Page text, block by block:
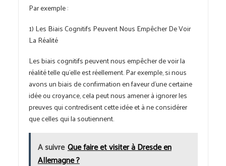
Par exemple :
1) Les Biais Cognitifs Peuvent Nous Empêcher De Voir
La Réalité
Les biais cognitifs peuvent nous empêcher de voir la
réalité telle qu’elle est réellement. Par exemple, si nous
avons un biais de confirmation en faveur d’une certaine
idée ou croyance, cela peut nous amener à ignorer les
preuves qui contredisent cette idée et à ne considérer
que celles qui la soutiennent.
A suivre Que faire et visiter à Dresde en
Allemagne ?